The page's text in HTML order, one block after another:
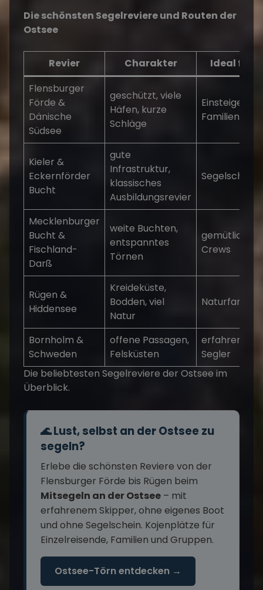
Die schönsten Segelreviere und Routen der
Ostsee
Revier Charakter
Ideal für
Flensburger
Förde &
Dänische
Südsee
geschützt, viele
Häfen, kurze
Schläge
Einsteiger,
Familien
Kieler &
Eckernförder
Bucht
gute
Infrastruktur,
klassisches
Ausbildungsrevier
Segelschüler
Mecklenburger
Bucht &
Fischland-
Darß
weite Buchten,
entspanntes
Törnen
gemütliche
Crews
Rügen &
Hiddensee
Kreideküste,
Bodden, viel
Natur
Naturfans
Bornholm &
Schweden
offene Passagen,
Felsküsten
erfahrene
Segler
Die beliebtesten Segelreviere der Ostsee im
Überblick.
🌊 Lust, selbst an der Ostsee zu
segeln?
Erlebe die schönsten Reviere von der
Flensburger Förde bis Rügen beim
Mitsegeln an der Ostsee – mit
erfahrenem Skipper, ohne eigenes Boot
und ohne Segelschein. Kojenplätze für
Einzelreisende, Familien und Gruppen.
Ostsee-Törn entdecken →